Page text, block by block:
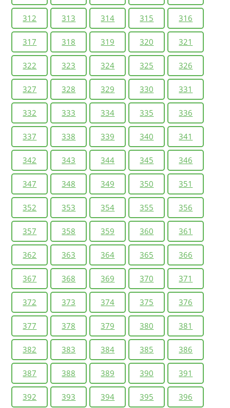
312 313 314 315 316
317 318 319 320 321
322 323 324 325 326
327 328 329 330 331
332 333 334 335 336
337 338 339 340 341
342 343 344 345 346
347 348 349 350 351
352 353 354 355 356
357 358 359 360 361
362 363 364 365 366
367 368 369 370 371
372 373 374 375 376
377 378 379 380 381
382 383 384 385 386
387 388 389 390 391
392 393 394 395 396